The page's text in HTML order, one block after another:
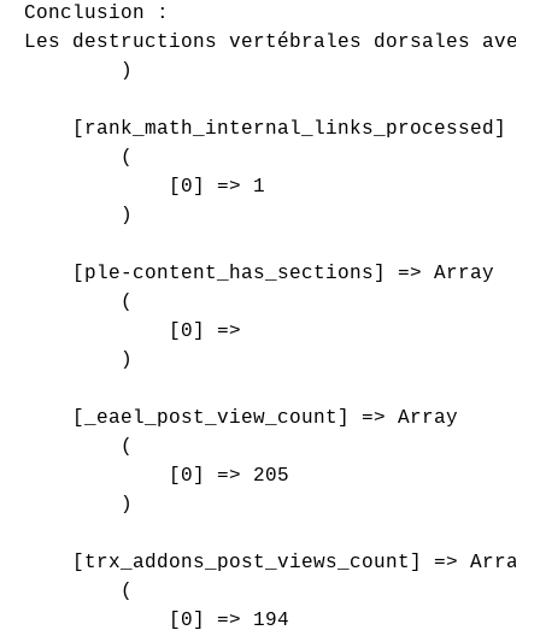
Conclusion :
Les destructions vertébrales dorsales
        )
[rank_math_internal_links_processed]
        (
            [0] => 1
        )
    [ple-content_has_sections] => Array
        (
            [0] =>
        )
    [_eael_post_view_count] => Array
        (
            [0] => 205
        )
    [trx_addons_post_views_count] => Array
        (
            [0] => 194